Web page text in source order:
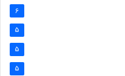
6
5
5
5